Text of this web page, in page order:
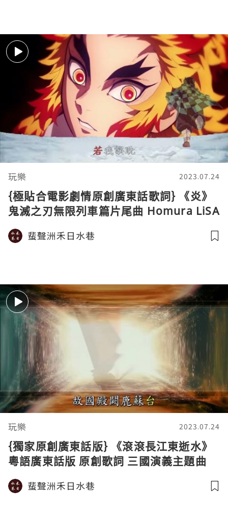
玩樂 2023.07.24
{極貼合電影劇情原創廣東話歌詞} 《炎》
鬼滅之刃無限列車篇片尾曲 Homura LiSA
粵語廣東話版 Demon Slayer
蜚聲洲禾日水巷
玩樂 2023.07.24
{獨家原創廣東話版} 《滾滾長江東逝水》
粵語廣東話版 原創歌詞 三國演義主題曲
蜚聲洲禾日水巷